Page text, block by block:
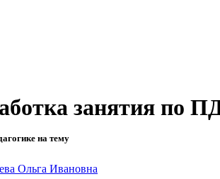
занятия по
на тему
Ольга Ивановна